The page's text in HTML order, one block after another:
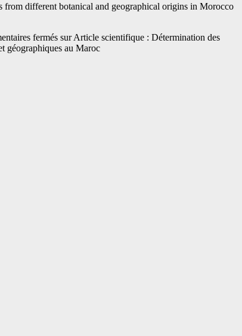
different botanical and geographical origins in Morocco
fermés sur Article scientifique : Détermination des
géographiques au Maroc